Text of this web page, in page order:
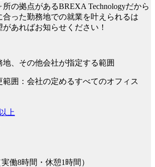
所の拠点があるBREXA Technologyだから
合った勤務地での就業を叶えられるは
あればお知らせください！
地、その他会社が指定する範囲
範囲：会社の定めるすべてのオフィス
上
働8時間・休憩1時間）